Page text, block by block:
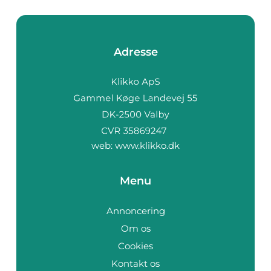
Adresse
web: www.klikko.dk
Menu
Annoncering
Om os
Cookies
Kontakt os